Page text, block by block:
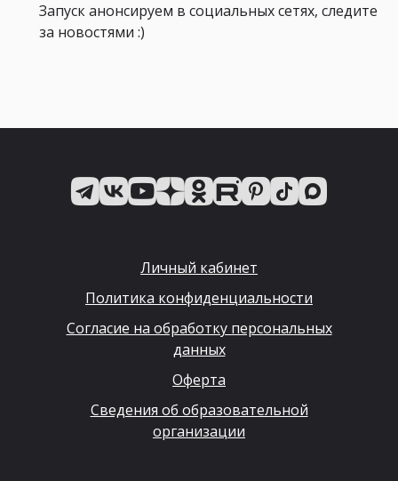
Запуск анонсируем в социальных сетях, следите
за новостями :)
Личный кабинет
Политика конфиденциальности
Согласие на обработку персональных
данных
Оферта
Сведения об образовательной
организации